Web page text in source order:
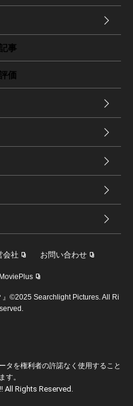
事
価
会社 お問い合わせ
©2025 Searchlight Pictures. All Ri
タを権利者の許諾なく使用すること
す。
All Rights Reserved.